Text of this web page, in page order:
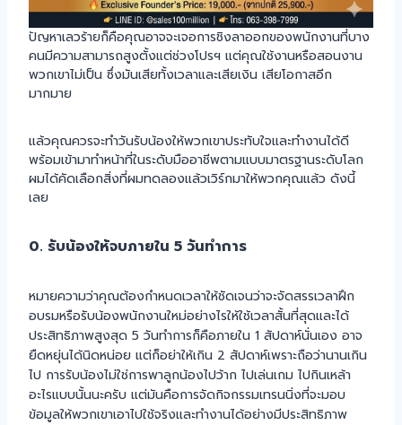
ปัญหาเลวร้ายก็คือคุณอาจจะเจอการชิงลาออกของพนักงานที่บาง
คนมีความสามารถสูงตั้งแต่ช่วงโปรฯ แต่คุณใช้งานหรือสอนงาน
พวกเขาไม่เป็น ซึ่งมันเสียทั้งเวลาและเสียเงิน เสียโอกาสอีก
มากมาย
แล้วคุณควรจะทำวันรับน้องให้พวกเขาประทับใจและทำงานได้ดี
พร้อมเข้ามาทำหน้าที่ในระดับมืออาชีพตามแบบมาตรฐานระดับโลก
ผมได้คัดเลือกสิ่งที่ผมทดลองแล้วเวิร์กมาให้พวกคุณแล้ว ดังนี้
เลย
0. รับน้องให้จบภายใน 5 วันทำการ
หมายความว่าคุณต้องกำหนดเวลาให้ชัดเจนว่าจะจัดสรรเวลาฝึก
อบรมหรือรับน้องพนักงานใหม่อย่างไรให้ใช้เวลาสั้นที่สุดและได้
ประสิทธิภาพสูงสุด 5 วันทำการก็คือภายใน 1 สัปดาห์นั่นเอง อาจ
ยืดหยุ่นได้นิดหน่อย แต่ก็อย่าให้เกิน 2 สัปดาห์เพราะถือว่านานเกิน
ไป การรับน้องไม่ใช่การพาลูกน้องไปว้าก ไปเล่นเกม ไปกินเหล้า
อะไรแบบนั้นนะครับ แต่มันคือการจัดกิจกรรมเทรนนิ่งที่จะมอบ
ข้อมูลให้พวกเขาเอาไปใช้จริงและทำงานได้อย่างมีประสิทธิภาพ